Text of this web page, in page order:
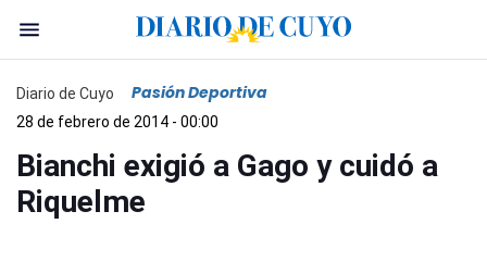
Diario de Cuyo Pasión Deportiva
28 de febrero de 2014 - 00:00
Bianchi exigió a Gago y cuidó a
Riquelme